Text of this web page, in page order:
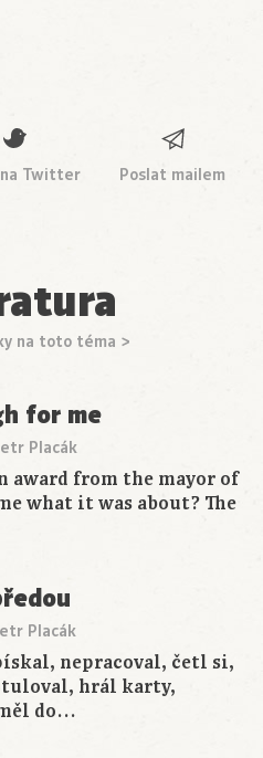
Twitter Poslat mailem
na toto téma >
for me
Placák
award from the mayor of
what it was about? The
Placák
nepracoval, četl si,
hrál karty,
do…